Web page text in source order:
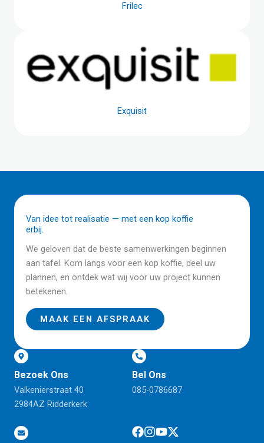
Frilec
Exquisit
Van idee tot realisatie — met een kop koffie
erbij.
We geloven dat de beste samenwerkingen beginnen
aan tafel. Kom langs voor een kop koffie, deel uw
plannen, en ontdek wat wij voor uw project kunnen
betekenen.
MAAK EEN AFSPRAAK
Bezoek Ons
Valkenierstraat 40
2984AZ Ridderkerk
Bel Ons
085-0786687